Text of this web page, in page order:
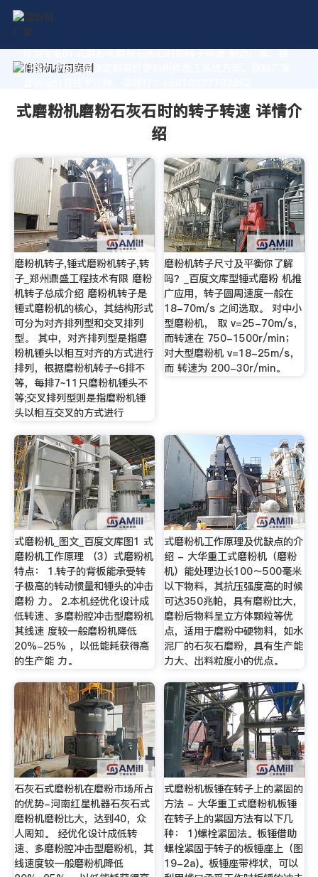
作为专业的 式磨粉机磨粉石灰石时的转子转速 制造厂家，我
们致力于为您量身定制高价值的粉体加工系统方案。获取厂家
式磨粉机磨粉石灰石时的转子转速 详情介
绍
磨粉机转子,锤式磨粉机转子,转
子_郑州鼎盛工程技术有限 磨粉
机转子总成介绍 磨粉机转子是
锤式磨粉机的核心，其结构形式
可分为对齐排列型和交叉排列
型。 其中，对齐排列型是指磨
粉机锤头以相互对齐的方式进行
排列，根据磨粉机转子~6排不
等，每排7~11只磨粉机锤头不
等;交叉排列型则是指磨粉机锤
头以相互交叉的方式进行
磨粉机转子尺寸及平衡你了解
吗？_百度文库型锤式磨粉 机推
广应用，转子圆周速度一般在
18-70m/s 之间选取。 对中小
型磨粉机， 取 v=25-70m/s，
而转速在 750-1500r/min；
对大型磨粉机 v=18-25m/s，
而 转速为 200-30r/min。
式磨粉机_图文_百度文库图1 式
磨粉机工作原理 （3）式磨粉机
特点： 1.转子的背板能承受转
子极高的转动惯量和锤头的冲击
磨粉 力。 2.本机经优化设计成
低转速、多磨粉腔冲击型磨粉机
其线速 度较一般磨粉机降低
20%-25% ，以低能耗获得高
的生产能 力。
式磨粉机工作原理及优缺点的介
绍 - 大华重工式磨粉机（磨粉
机）能处理边长100～500毫米
以下物料，其抗压强度高的时候
可达350兆帕，具有磨粉比大，
磨粉后物料呈立方体颗粒等优
点，适用于磨粉中硬物料，如水
泥厂的石灰石磨粉，具有生产能
力大、出料粒度小的优点。
石灰石式磨粉机在磨粉市场所占
的优势-河南红星机器石灰石式
磨粉机磨粉比大，达到40，众
人周知。 经优化设计成低转
速、多磨粉腔冲击型磨粉机，其
线速度较一般磨粉机降低
式磨粉机板锤在转子上的紧固的
方法 - 大华重工式磨粉机板锤
在转子上的紧固方法有以下几
种： 1)螺栓紧固法。板锤借助
螺栓紧固于转子的板锤座上（图
19-2a)。板锤座带桦状，可以